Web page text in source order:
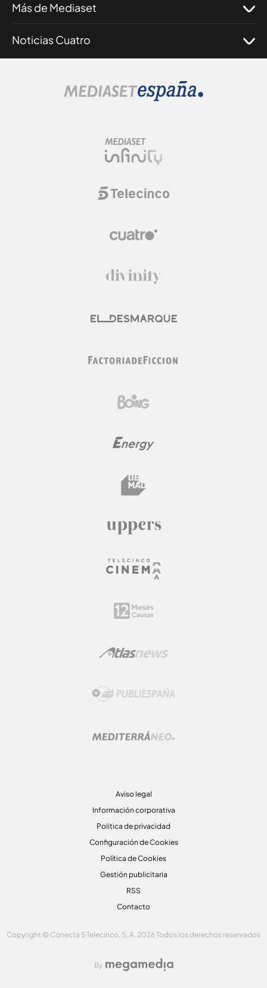
Más de Mediaset
Noticias Cuatro
Aviso legal
Información corporativa
Politica de privacidad
Configuración de Cookies
Política de Cookies
Gestión publicitaria
RSS
Contacto
Copyright © Conecta 5 Telecinco, S. A. 2026 Todos los derechos reservados
By